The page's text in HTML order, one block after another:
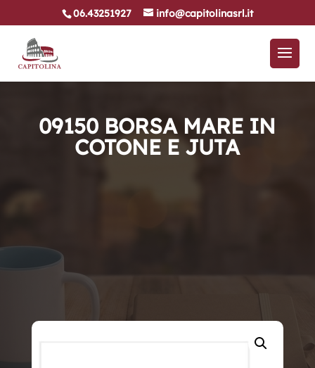
06.43251927 info@capitolinasrl.it
09150 BORSA MARE IN
COTONE E JUTA